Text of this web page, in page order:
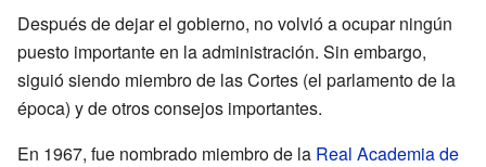
Después de dejar el gobierno, no volvió a ocupar ningún
puesto importante en la administración. Sin embargo,
siguió siendo miembro de las Cortes (el parlamento de la
época) y de otros consejos importantes.
En 1967, fue nombrado miembro de la Real Academia de